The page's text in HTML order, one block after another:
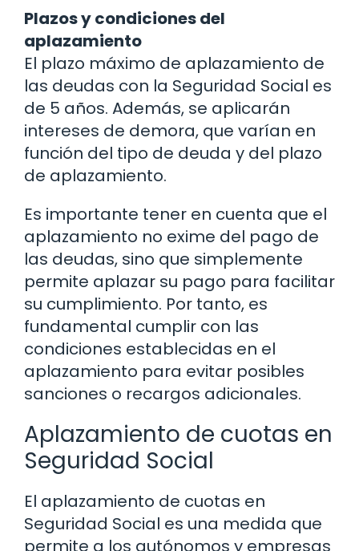
Plazos y condiciones del
aplazamiento
El plazo máximo de aplazamiento de
las deudas con la Seguridad Social es
de 5 años. Además, se aplicarán
intereses de demora, que varían en
función del tipo de deuda y del plazo
de aplazamiento.
Es importante tener en cuenta que el
aplazamiento no exime del pago de
las deudas, sino que simplemente
permite aplazar su pago para facilitar
su cumplimiento. Por tanto, es
fundamental cumplir con las
condiciones establecidas en el
aplazamiento para evitar posibles
sanciones o recargos adicionales.
Aplazamiento de cuotas en
Seguridad Social
El aplazamiento de cuotas en
Seguridad Social es una medida que
permite a los autónomos y empresas